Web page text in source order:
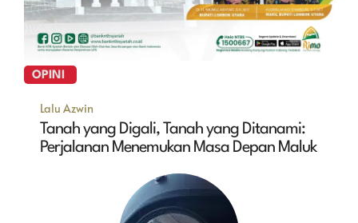
OPINI
Lalu Azwin
Tanah yang Digali, Tanah yang Ditanami:
Perjalanan Menemukan Masa Depan Maluk